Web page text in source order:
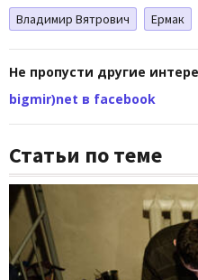
Владимир Вятрович
Ермак
Не пропусти другие
bigmir)net в facebook
Статьи по теме